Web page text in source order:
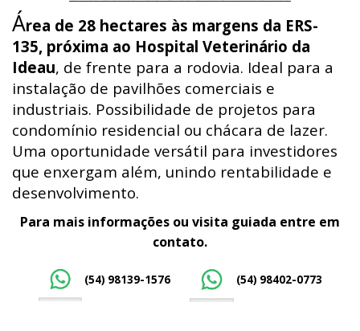
Área de 28 hectares às margens da ERS-
135, próxima ao Hospital Veterinário da
Ideau, de frente para a rodovia. Ideal para a
instalação de pavilhões comerciais e
industriais. Possibilidade de projetos para
condomínio residencial ou chácara de lazer.
Uma oportunidade versátil para investidores
que enxergam além, unindo rentabilidade e
desenvolvimento.
Para mais informações ou visita guiada entre em
contato.
(54) 98139-1576 (54) 98402-0773